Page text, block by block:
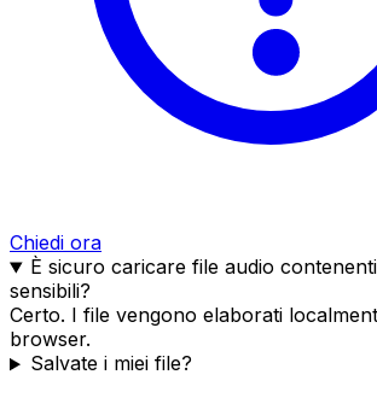
Chiedi ora
È sicuro caricare file audio
sensibili?
Certo. I file vengono elaborati
browser.
Salvate i miei file?